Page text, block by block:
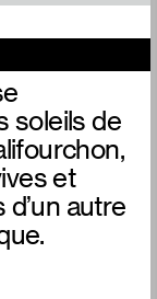
soleils de
et
autre